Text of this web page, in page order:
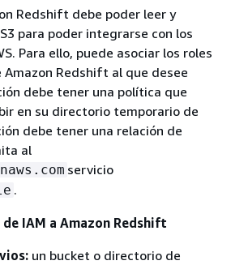
Redshift debe poder leer y
para poder integrarse con los
Para ello, puede asociar los roles
Amazon Redshift al que desee
debe tener una política que
en su directorio temporario de
debe tener una relación de
al
servicio
.
IAM a Amazon Redshift
un bucket o directorio de